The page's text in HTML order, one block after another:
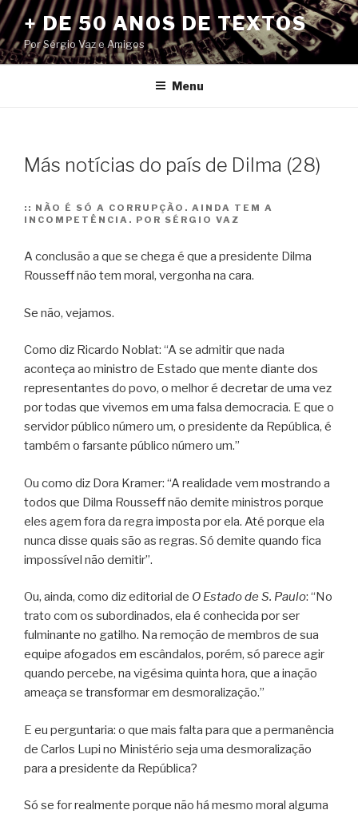
Pular
para
o
conteúdo
+ DE 50 ANOS DE TEXTOS
Por Sérgio Vaz e Amigos
Menu
Más notícias do país de Dilma (28)
:: NÃO É SÓ A CORRUPÇÃO. AINDA TEM A
INCOMPETÊNCIA. POR SÉRGIO VAZ
A conclusão a que se chega é que a presidente Dilma
Rousseff não tem moral, vergonha na cara.
Se não, vejamos.
Como diz Ricardo Noblat: “A se admitir que nada
aconteça ao ministro de Estado que mente diante dos
representantes do povo, o melhor é decretar de uma vez
por todas que vivemos em uma falsa democracia. E que o
servidor público número um, o presidente da República, é
também o farsante público número um.”
Ou como diz Dora Kramer: “A realidade vem mostrando a
todos que Dilma Rousseff não demite ministros porque
eles agem fora da regra imposta por ela. Até porque ela
nunca disse quais são as regras. Só demite quando fica
impossível não demitir”.
Ou, ainda, como diz editorial de O Estado de S. Paulo: “No
trato com os subordinados, ela é conhecida por ser
fulminante no gatilho. Na remoção de membros de sua
equipe afogados em escândalos, porém, só parece agir
quando percebe, na vigésima quinta hora, que a inação
ameaça se transformar em desmoralização.”
E eu perguntaria: o que mais falta para que a permanência
de Carlos Lupi no Ministério seja uma desmoralização
para a presidente da República?
Só se for realmente porque não há mesmo moral alguma